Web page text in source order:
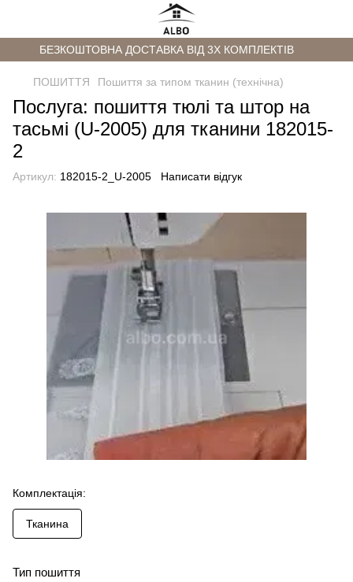
БЕЗКОШТОВНА ДОСТАВКА ВІД 3Х КОМПЛЕКТІВ
ПОШИТТЯ Пошиття за типом тканин (технічна)
Послуга: пошиття тюлі та штор на
тасьмі (U-2005) для тканини 182015-
2
Артикул: 182015-2_U-2005 Написати відгук
Комплектація:
Тканина
Тип пошиття